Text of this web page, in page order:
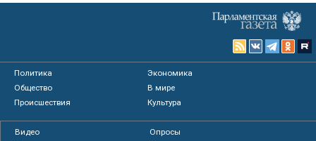
Политика
Экономика
Общество
В мире
Происшествия
Культура
Видео
Опросы